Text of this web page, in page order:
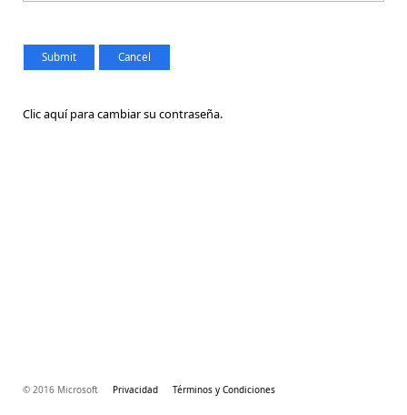
Clic aquí para cambiar su contraseña.
© 2016 Microsoft Privacidad Términos y Condiciones